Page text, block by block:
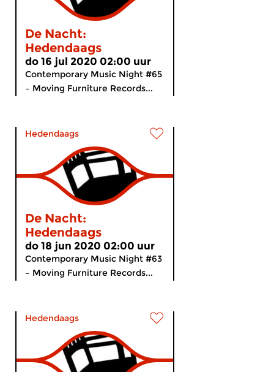
De Nacht:
Hedendaags
do 16 jul 2020 02:00 uur
Contemporary Music Night #65
– Moving Furniture Records...
Hedendaags
De Nacht:
Hedendaags
do 18 jun 2020 02:00 uur
Contemporary Music Night #63
– Moving Furniture Records...
Hedendaags